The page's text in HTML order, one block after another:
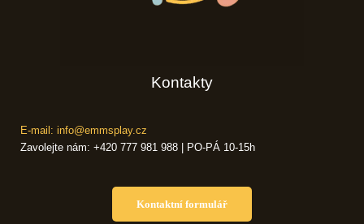
Kontakty
E-mail: info@emmsplay.cz
Zavolejte nám: +420 777 981 988 | PO-PÁ 10-15h
Kontaktní formulář